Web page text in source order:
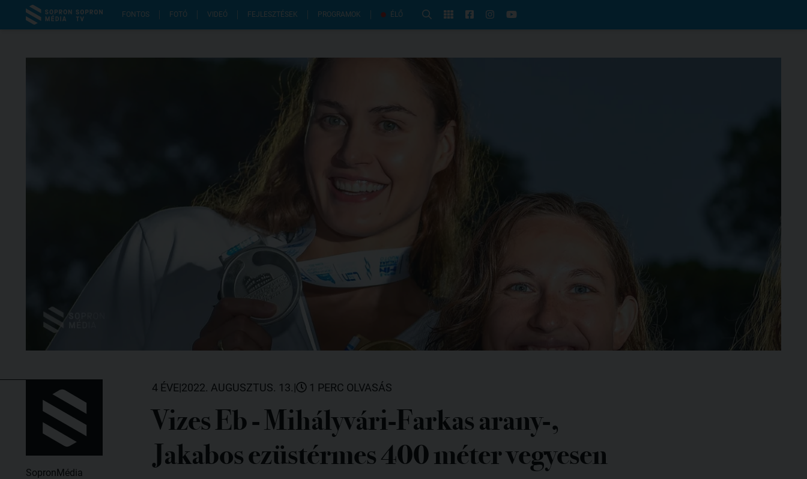
FONTOS FOTÓ VIDEÓ FEJLESZTÉSEK PROGRAMOK ÉLŐ
SopronMédia
4 ÉVE|2022. AUGUSZTUS. 13.| 1 PERC OLVASÁS
Vizes Eb - Mihályvári-Farkas arany-,
Jakabos ezüstérmes 400 méter vegyesen